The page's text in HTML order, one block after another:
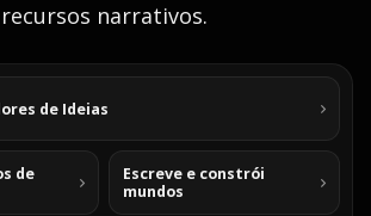
recursos narrativos.
de Ideias
de
Escreve e constrói
mundos